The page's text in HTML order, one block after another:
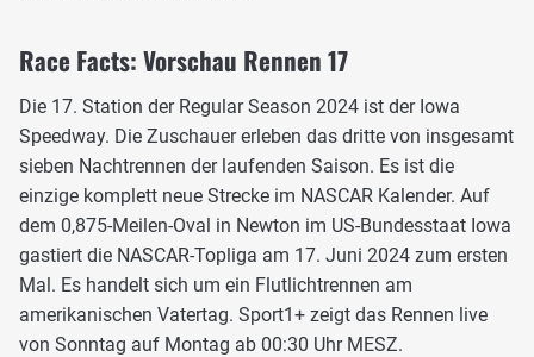
Race Facts: Vorschau Rennen 17
Die 17. Station der Regular Season 2024 ist der Iowa
Speedway. Die Zuschauer erleben das dritte von insgesamt
sieben Nachtrennen der laufenden Saison. Es ist die
einzige komplett neue Strecke im NASCAR Kalender. Auf
dem 0,875-Meilen-Oval in Newton im US-Bundesstaat Iowa
gastiert die NASCAR-Topliga am 17. Juni 2024 zum ersten
Mal. Es handelt sich um ein Flutlichtrennen am
amerikanischen Vatertag. Sport1+ zeigt das Rennen live
von Sonntag auf Montag ab 00:30 Uhr MESZ.